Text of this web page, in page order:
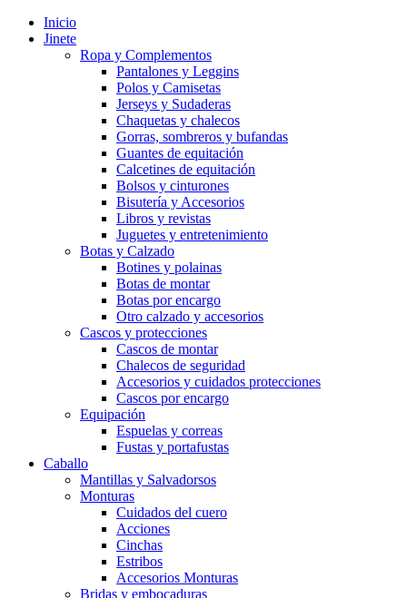
Inicio
Jinete
Ropa y Complementos
Pantalones y Leggins
Polos y Camisetas
Jerseys y Sudaderas
Chaquetas y chalecos
Gorras, sombreros y bufandas
Guantes de equitación
Calcetines de equitación
Bolsos y cinturones
Bisutería y Accesorios
Libros y revistas
Juguetes y entretenimiento
Botas y Calzado
Botines y polainas
Botas de montar
Botas por encargo
Otro calzado y accesorios
Cascos y protecciones
Cascos de montar
Chalecos de seguridad
Accesorios y cuidados protecciones
Cascos por encargo
Equipación
Espuelas y correas
Fustas y portafustas
Caballo
Mantillas y Salvadorsos
Monturas
Cuidados del cuero
Acciones
Cinchas
Estribos
Accesorios Monturas
Bridas y embocaduras